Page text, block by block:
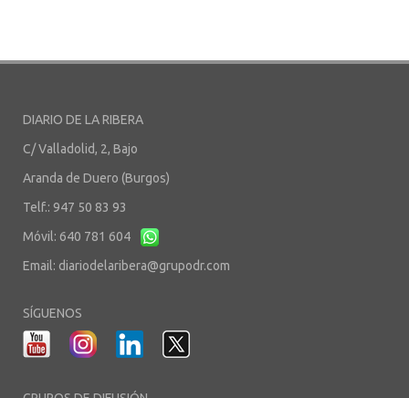
DIARIO DE LA RIBERA
C/ Valladolid, 2, Bajo
Aranda de Duero (Burgos)
Telf.: 947 50 83 93
Móvil: 640 781 604
Email: diariodelaribera@grupodr.com
SÍGUENOS